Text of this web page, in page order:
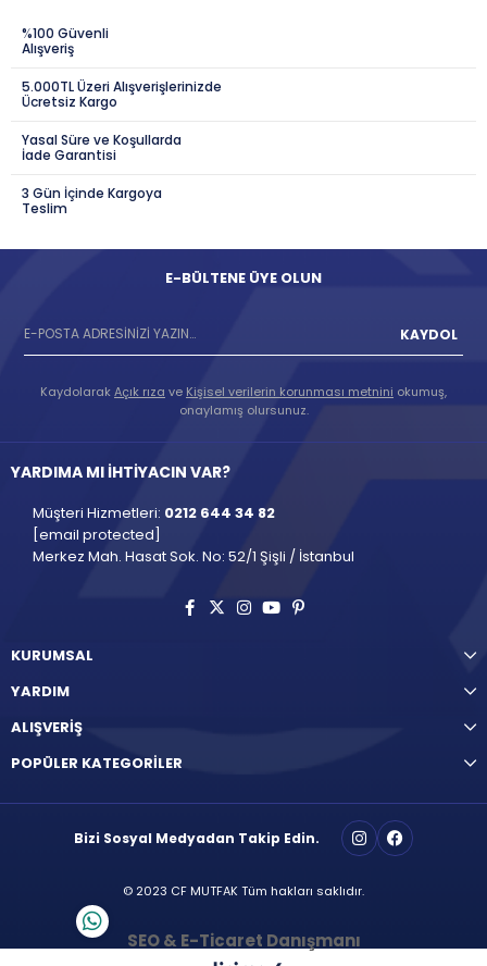
%100 Güvenli
Alışveriş
5.000TL Üzeri Alışverişlerinizde
Ücretsiz Kargo
Yasal Süre ve Koşullarda
İade Garantisi
3 Gün İçinde Kargoya
Teslim
E-BÜLTENE ÜYE OLUN
KAYDOL
KaydolarakAçık rıza ve Kişisel verilerin korunması metnini okumuş,
onaylamış olursunuz.
YARDIMA MI İHTİYACIN VAR?
Müşteri Hizmetleri: 0212 644 34 82
[email protected]
Merkez Mah. Hasat Sok. No: 52/1 Şişli / İstanbul
KURUMSAL
YARDIM
ALIŞVERİŞ
POPÜLER KATEGORİLER
Bizi Sosyal Medyadan Takip Edin.
© 2023 CF MUTFAK Tüm hakları saklıdır.
SEO & E-Ticaret Danışmanı